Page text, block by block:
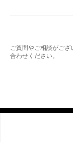
ご質問やご相談がご
合わせください。